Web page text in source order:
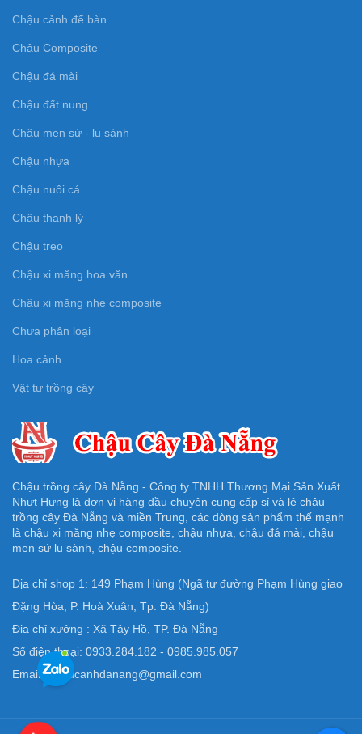
Chậu cảnh để bàn
Chậu Composite
Chậu đá mài
Chậu đất nung
Chậu men sứ - lu sành
Chậu nhựa
Chậu nuôi cá
Chậu thanh lý
Chậu treo
Chậu xi măng hoa văn
Chậu xi măng nhẹ composite
Chưa phân loại
Hoa cảnh
Vật tư trồng cây
Chậu trồng cây Đà Nẵng - Công ty TNHH Thương Mại Sản Xuất
Nhựt Hưng là đơn vị hàng đầu chuyên cung cấp sỉ và lẻ chậu
trồng cây Đà Nẵng và miền Trung, các dòng sản phẩm thế mạnh
là chậu xi măng nhẹ composite, chậu nhựa, chậu đá mài, chậu
men sứ lu sành, chậu composite.
Địa chỉ shop 1: 149 Phạm Hùng (Ngã tư đường Phạm Hùng giao
Đặng Hòa, P. Hoà Xuân, Tp. Đà Nẵng)
Địa chỉ xưởng : Xã Tây Hồ, TP. Đà Nẵng
Số điện thoại: 0933.284.182 - 0985.985.057
Email: Chaucanhdanang@gmail.com